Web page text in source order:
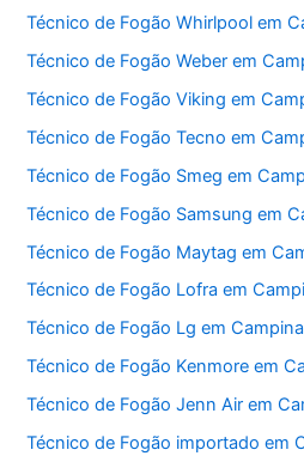
Técnico de Fogão Whirlpool em
Técnico de Fogão Weber em
Técnico de Fogão Viking em
Técnico de Fogão Tecno em
Técnico de Fogão Smeg em
Técnico de Fogão Samsung em
Técnico de Fogão Maytag em
Técnico de Fogão Lofra em
Técnico de Fogão Lg em
Técnico de Fogão Kenmore em
Técnico de Fogão Jenn Air em
Técnico de Fogão importado em